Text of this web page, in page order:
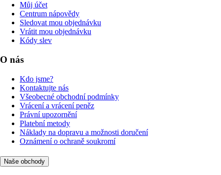
Můj účet
Centrum nápovědy
Sledovat mou objednávku
Vrátit mou objednávku
Kódy slev
O nás
Kdo jsme?
Kontaktujte nás
Všeobecné obchodní podmínky
Vrácení a vrácení peněz
Právní upozornění
Platební metody
Náklady na dopravu a možnosti doručení
Oznámení o ochraně soukromí
Naše obchody